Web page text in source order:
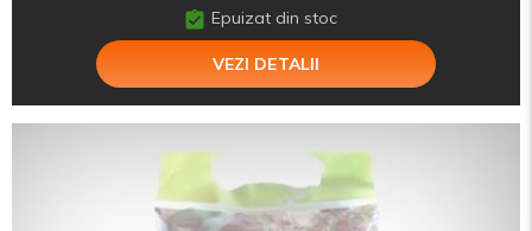
Epuizat din stoc
VEZI DETALII